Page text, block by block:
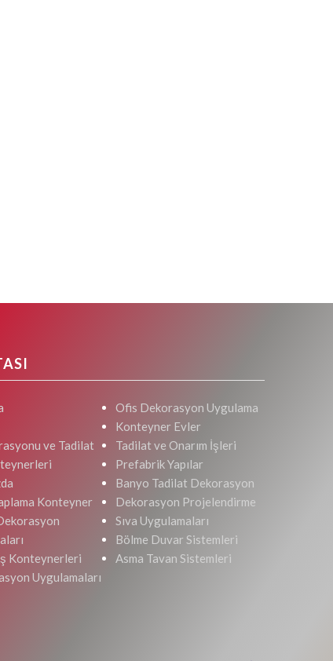
ve Tadilat
Konteyner
Konteynerleri
Uygulamaları
Ofis Dekorasyon Uygulama
Konteyner Evler
Tadilat ve Onarım İşleri
Prefabrik Yapılar
Banyo Tadilat Dekorasyon
Dekorasyon Projelendirme
Sıva Uygulamaları
Bölme Duvar Sistemleri
Asma Tavan Sistemleri